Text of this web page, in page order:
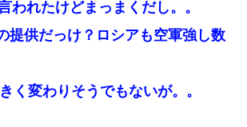
われたけどまっまくだし。。
提供だっけ？ロシアも空軍強し数
く変わりそうでもないが。。